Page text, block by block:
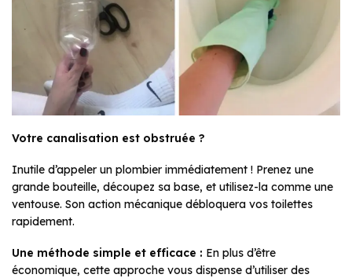
Votre canalisation est obstruée ?
Inutile d’appeler un plombier immédiatement ! Prenez une
grande bouteille, découpez sa base, et utilisez-la comme une
ventouse. Son action mécanique débloquera vos toilettes
rapidement.
Une méthode simple et efficace : En plus d’être
économique, cette approche vous dispense d’utiliser des